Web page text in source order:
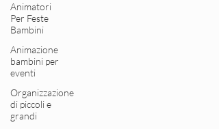
Animatori
Per Feste
Bambini
Animazione
bambini per
eventi
Organizzazione
di piccoli e
grandi